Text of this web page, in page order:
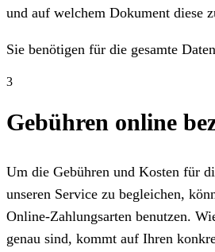
und auf welchem Dokument diese
Sie benötigen für die gesamte
3
Gebühren online
Um die Gebühren und Kosten für
unseren Service zu begleichen,
Online-Zahlungsarten benutzen.
genau sind, kommt auf Ihren